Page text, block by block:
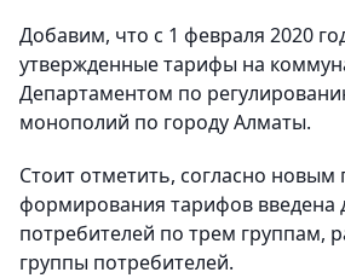
Добавим, что с 1 февраля 2020
утвержденные тарифы на
Департаментом по
монополий по городу Алматы.
Стоит отметить, согласно новым
формирования тарифов
потребителей по трем группам,
группы потребителей.